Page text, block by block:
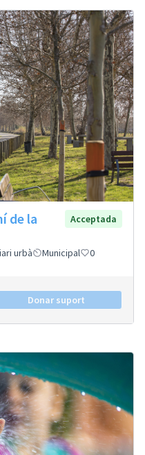
de la
Acceptada
urbà Municipal 0
Donar suport